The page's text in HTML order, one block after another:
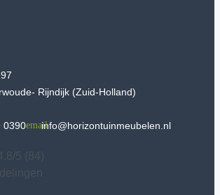
Rijndijk (Zuid-Holland)
0390
info@horizontuinmeubelen.nl
4.8/5
(84)